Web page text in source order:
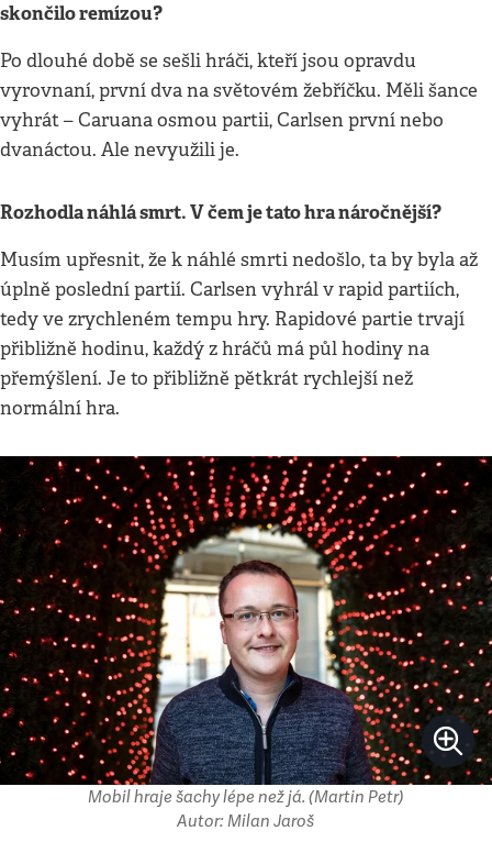
skončilo remízou?
Po dlouhé době se sešli hráči, kteří jsou opravdu
vyrovnaní, první dva na světovém žebříčku. Měli šance
vyhrát – Caruana osmou partii, Carlsen první nebo
dvanáctou. Ale nevyužili je.
Rozhodla náhlá smrt. V čem je tato hra náročnější?
Musím upřesnit, že k náhlé smrti nedošlo, ta by byla až
úplně poslední partií. Carlsen vyhrál v rapid partiích,
tedy ve zrychleném tempu hry. Rapidové partie trvají
přibližně hodinu, každý z hráčů má půl hodiny na
přemýšlení. Je to přibližně pětkrát rychlejší než
normální hra.
Mobil hraje šachy lépe než já. (Martin Petr)
Autor: Milan Jaroš